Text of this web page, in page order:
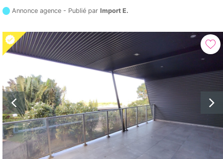
Annonce agence - Publié parImport E.